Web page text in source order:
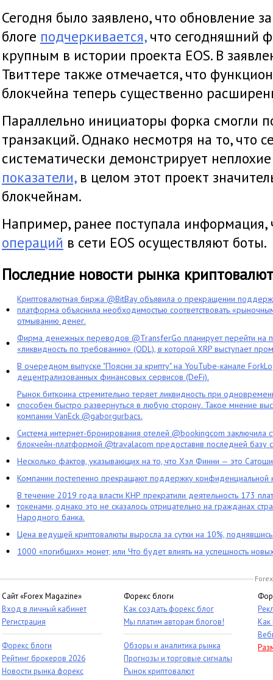
Сегодня было заявлено, что обновление
блоге подчеркивается,что сегодняшний
крупным в истории проекта EOS. В
Твиттере также отмечается, что
блокчейна теперь существенно
Параллельно инициаторы форка смогли
транзакций. Однако несмотря на то, что
систематически демонстрирует
показатели,в целом этот проект
блокчейнам.
Например, ранее поступала информация,
операций в сети EOS осуществляют боты.
Последние новости рынка криптовалют
Криптовалютная биржа @BitBay объявила о прекращении
платформа объяснила необходимостью соответствовать
отмыванию денег.
Фирма денежных переводов @TransferGo планирует перейти на
«ликвидность по требованию» (ODL), в которой XRP выступает
В очередном выпуске "Поясни за крипту" на YouTube-канале
децентрализованных финансовых сервисов (DeFi).
Рынок биткоина стремительно теряет ликвидность при
способен быстро развернуться в любую сторону. Такое мнение
компании VanEck @gaborgurbacs.
Система интернет-бронирования отелей @bookingcom заключила
блокчейн-платформой @travalacom предоставив последней базу
Несколько фактов, указывающих на то, что Хэл Финни — это
Компании постепенно прекращают поддержку конфиденциальной
В течение 2019 года власти КНР прекратили деятельность 173
токенами, однако это не сказалось отрицательно на гражданах
Народного банка.
Цена ведущей криптовалюты выросла за сутки на 10%,
1000 «погибших» монет, или Что будет влиять на успешность
Сайт «Forex Magazine»
Вход в личный кабинет
Регистрация
Форекс блоги
Рейтинг брокеров 2026
Новости рынка форекс
Форекс блоги
Как создать форекс блог
Мы платим авторам блогов!
Обзоры и аналитика рынка
Прогнозы и торговые сигналы
Рынок криптовалют
Как